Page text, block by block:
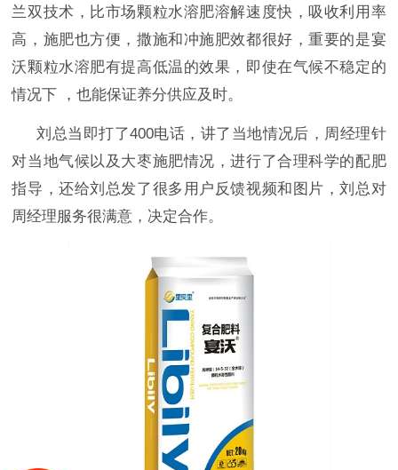
兰双技术，比市场颗粒水溶肥溶解速度快，吸收利用率
高，施肥也方便，撒施和冲施肥效都很好，重要的是宴
沃颗粒水溶肥有提高低温的效果，即使在气候不稳定的
情况下
，也能保证养分供应及时。
刘总当即打了400电话，讲了当地情况后，周经理针
对当地气候以及大枣施肥情况，进行了合理科学的配肥
指导，还给刘总发了很多用户反馈视频和图片，刘总对
周经理服务很满意，决定合作。